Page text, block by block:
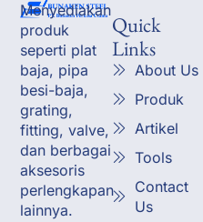
Menyediakan
produk
seperti plat
baja, pipa
besi-baja,
grating,
fitting, valve,
dan berbagai
aksesoris
perlengkapan
lainnya.
Quick
Links
About Us
Produk
Artikel
Tools
Contact
Us